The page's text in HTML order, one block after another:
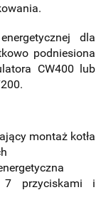
dla
podniesiona
CW400 lub
montaż kotła
7 przyciskami i